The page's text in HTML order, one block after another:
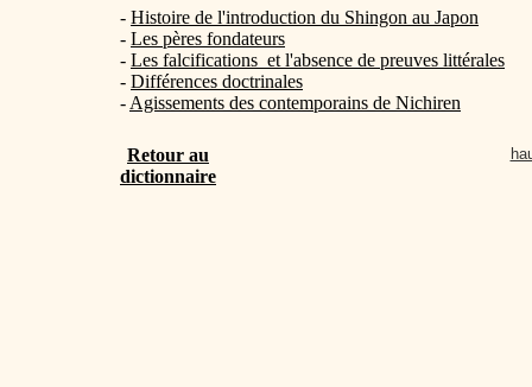
- Histoire de l'introduction du Shingon au Japon
- Les pères fondateurs
- Les falcifications et l'absence de preuves littérales
- Différences doctrinales
- Agissements des contemporains de Nichiren
Retour au
dictionnaire